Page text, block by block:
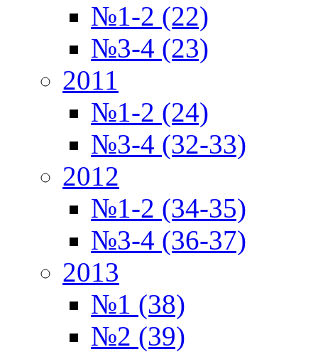
№1-2 (22)
№3-4 (23)
2011
№1-2 (24)
№3-4 (32-33)
2012
№1-2 (34-35)
№3-4 (36-37)
2013
№1 (38)
№2 (39)